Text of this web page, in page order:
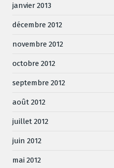
janvier 2013
décembre 2012
novembre 2012
octobre 2012
septembre 2012
août 2012
juillet 2012
juin 2012
mai 2012